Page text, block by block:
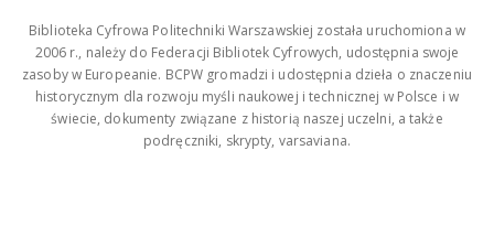
Biblioteka Cyfrowa Politechniki Warszawskiej została uruchomiona w
2006 r., należy do Federacji Bibliotek Cyfrowych, udostępnia swoje
zasoby w Europeanie. BCPW gromadzi i udostępnia dzieła o znaczeniu
historycznym dla rozwoju myśli naukowej i technicznej w Polsce i w
świecie, dokumenty związane z historią naszej uczelni, a także
podręczniki, skrypty, varsaviana.